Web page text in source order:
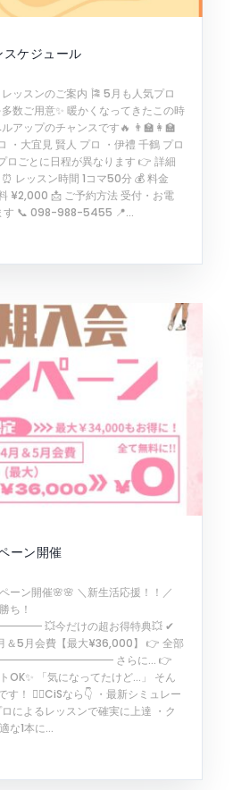
ケジュール
ッスンのご案内 🎏 5月も人気プロ
数ご用意✨ 暖かくなってきたこの時
アップのチャンスです🔥 👨‍🏫👩‍🏫
・大宜見 賢人 プロ ・伊禮 千鶴 プロ
ロごとに日程が異なります 👉 詳細
レッスン時間 1コマ50分 💰 料金
¥2,000 📩 ご予約方法 受付・お電
す 📞 098-988-5455 📍...
ーン開催
ーン開催🌸🌸 ＼新生活応援！！／
ち！
今だけの超お得特典💥 ✔
5月会費【最大¥36,000】 👉 全部
さらに… 👉
OK✨ 「気になってたけど…」 そん
す！ 🏌️‍♂️CiSなら👇 ・最新シミュレー
によるレッスンで確実に上達 ・ク
な1本に...